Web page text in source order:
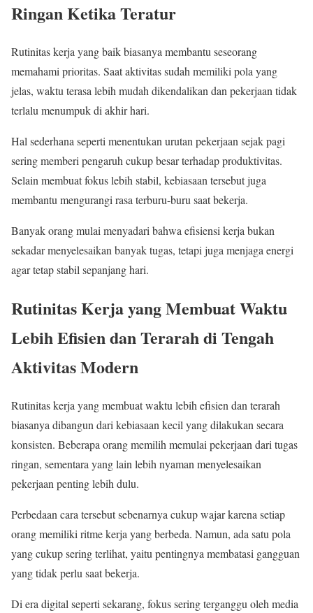
Ringan Ketika Teratur
Rutinitas kerja yang baik biasanya membantu seseorang
memahami prioritas. Saat aktivitas sudah memiliki pola yang
jelas, waktu terasa lebih mudah dikendalikan dan pekerjaan tidak
terlalu menumpuk di akhir hari.
Hal sederhana seperti menentukan urutan pekerjaan sejak pagi
sering memberi pengaruh cukup besar terhadap produktivitas.
Selain membuat fokus lebih stabil, kebiasaan tersebut juga
membantu mengurangi rasa terburu-buru saat bekerja.
Banyak orang mulai menyadari bahwa efisiensi kerja bukan
sekadar menyelesaikan banyak tugas, tetapi juga menjaga energi
agar tetap stabil sepanjang hari.
Rutinitas Kerja yang Membuat Waktu
Lebih Efisien dan Terarah di Tengah
Aktivitas Modern
Rutinitas kerja yang membuat waktu lebih efisien dan terarah
biasanya dibangun dari kebiasaan kecil yang dilakukan secara
konsisten. Beberapa orang memilih memulai pekerjaan dari tugas
ringan, sementara yang lain lebih nyaman menyelesaikan
pekerjaan penting lebih dulu.
Perbedaan cara tersebut sebenarnya cukup wajar karena setiap
orang memiliki ritme kerja yang berbeda. Namun, ada satu pola
yang cukup sering terlihat, yaitu pentingnya membatasi gangguan
yang tidak perlu saat bekerja.
Di era digital seperti sekarang, fokus sering terganggu oleh media